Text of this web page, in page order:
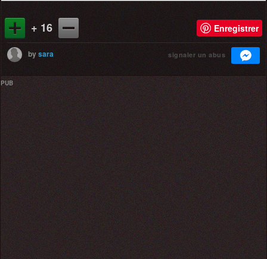
+ 16 Enregistrer
bysara signaler un abus
PUB